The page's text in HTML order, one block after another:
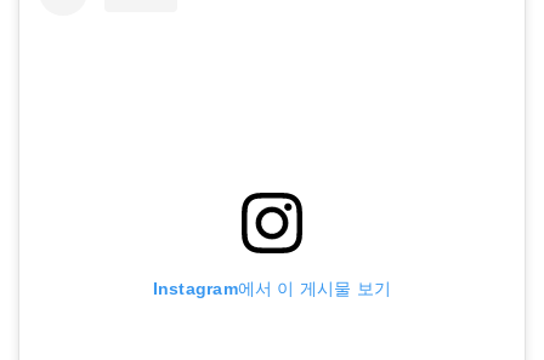
Instagram에서 이 게시물 보기